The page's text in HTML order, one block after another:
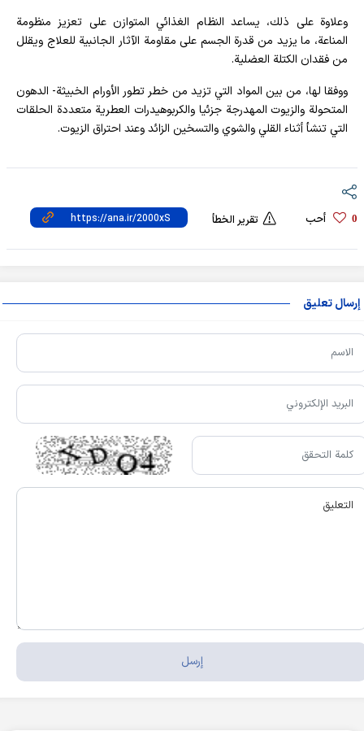
وعلاوة على ذلك، يساعد النظام الغذائي المتوازن على تعزيز منظومة
المناعة، ما يزيد من قدرة الجسم على مقاومة الآثار الجانبية للعلاج ويقلل
من فقدان الكتلة العضلية.
ووفقا لها، من بين المواد التي تزيد من خطر تطور الأورام الخبيثة- الدهون
المتحولة والزيوت المهدرجة جزئيا والكربوهيدرات العطرية متعددة الحلقات
التي تنشأ أثناء القلي والشوي والتسخين الزائد وعند احتراق الزيوت.
0 أحب تقرير الخطأ
إرسال تعليق